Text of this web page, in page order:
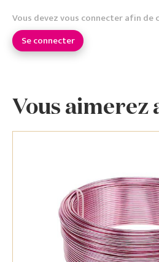
Vous devez vous connecter afin de
Se connecter
Vous aimerez